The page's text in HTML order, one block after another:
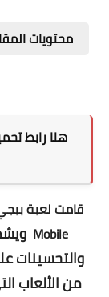
محتويات
قامت لعبة
Mobile
والتحسينات
من الألعاب